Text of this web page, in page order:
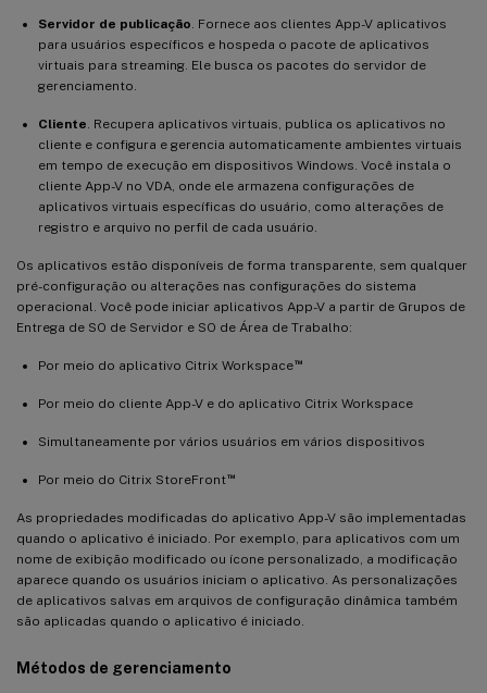
Servidor de publicação . Fornece aos clientes App-V aplicativos
para usuários específicos e hospeda o pacote de aplicativos
virtuais para streaming. Ele busca os pacotes do servidor de
gerenciamento.
Cliente . Recupera aplicativos virtuais, publica os aplicativos no
cliente e configura e gerencia automaticamente ambientes virtuais
em tempo de execução em dispositivos Windows. Você instala o
cliente App-V no VDA, onde ele armazena configurações de
aplicativos virtuais específicas do usuário, como alterações de
registro e arquivo no perfil de cada usuário.
Os aplicativos estão disponíveis de forma transparente, sem qualquer
pré-configuração ou alterações nas configurações do sistema
operacional. Você pode iniciar aplicativos App-V a partir de Grupos de
Entrega de SO de Servidor e SO de Área de Trabalho:
Por meio do aplicativo Citrix Workspace™
Por meio do cliente App-V e do aplicativo Citrix Workspace
Simultaneamente por vários usuários em vários dispositivos
Por meio do Citrix StoreFront™
As propriedades modificadas do aplicativo App-V são implementadas
quando o aplicativo é iniciado. Por exemplo, para aplicativos com um
nome de exibição modificado ou ícone personalizado, a modificação
aparece quando os usuários iniciam o aplicativo. As personalizações
de aplicativos salvas em arquivos de configuração dinâmica também
são aplicadas quando o aplicativo é iniciado.
Métodos de gerenciamento